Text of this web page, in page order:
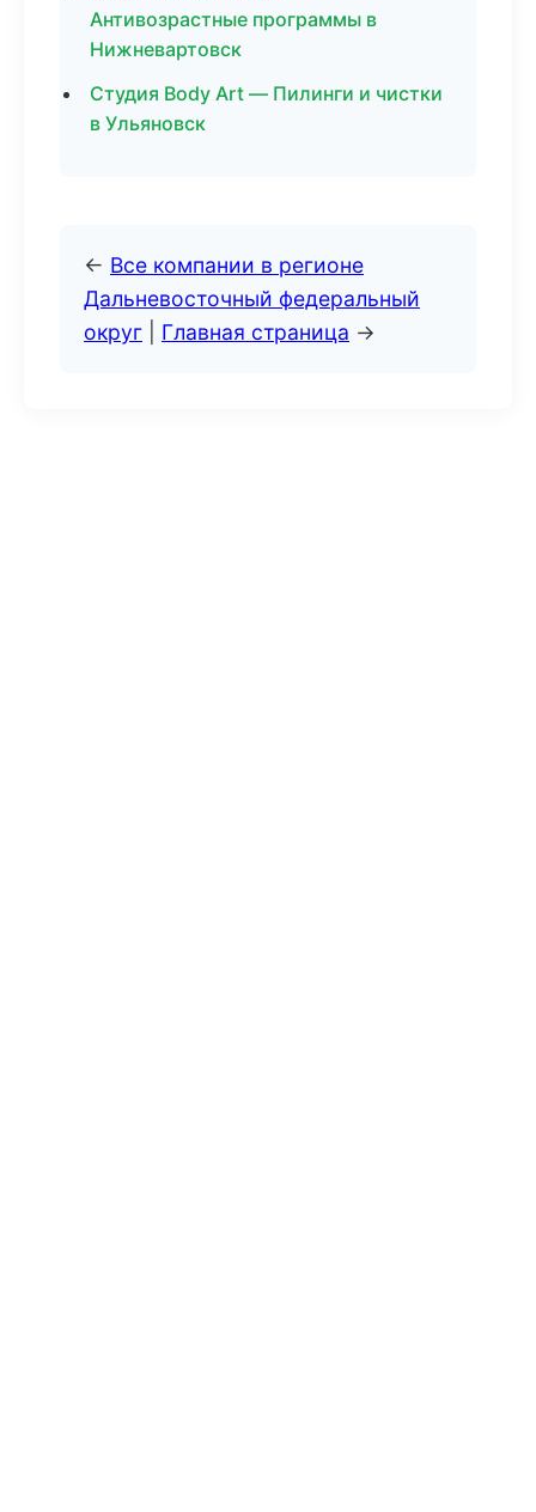
Антивозрастные программы в
Нижневартовск
Студия Body Art — Пилинги и чистки
в Ульяновск
← Все компании в регионе
Дальневосточный федеральный
округ
Главная страница →